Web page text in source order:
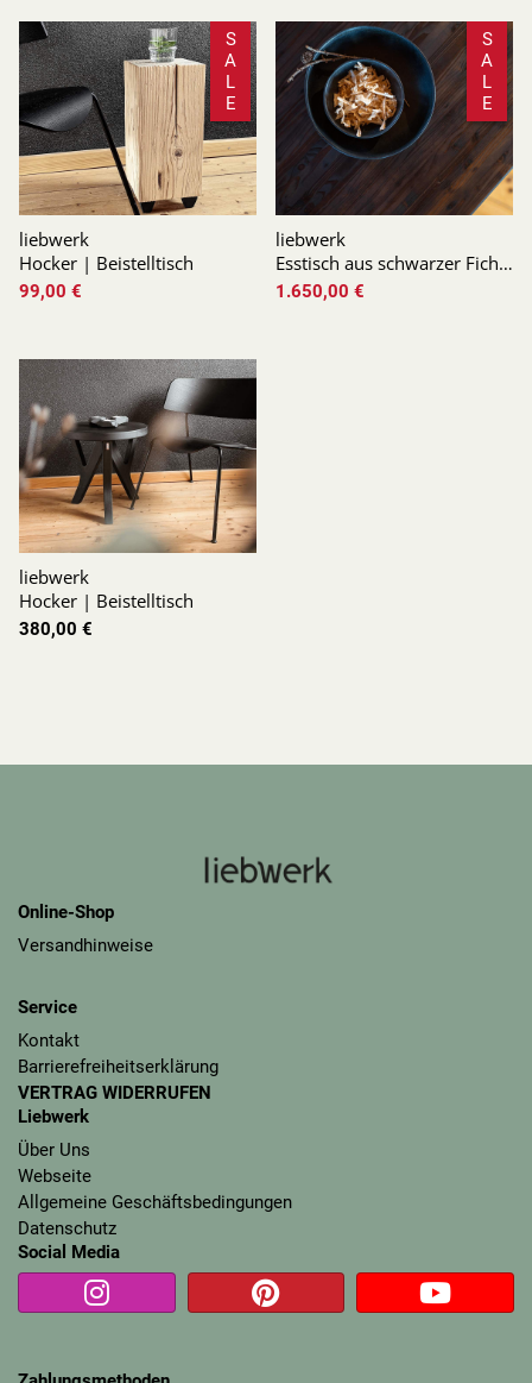
S
A
L
E
liebwerk
Hocker | Beistelltisch
99,00 €
S
A
L
E
liebwerk
Esstisch aus schwarzer Fichte
1.650,00 €
liebwerk
Hocker | Beistelltisch
380,00 €
Online-Shop
Versandhinweise
Service
Kontakt
Barrierefreiheitserklärung
VERTRAG WIDERRUFEN
Liebwerk
Über Uns
Webseite
Allgemeine Geschäftsbedingungen
Datenschutz
Social Media